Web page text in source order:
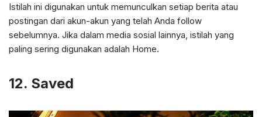
Istilah ini digunakan untuk memunculkan setiap berita atau
postingan dari akun-akun yang telah Anda follow
sebelumnya. Jika dalam media sosial lainnya, istilah yang
paling sering digunakan adalah Home.
12. Saved